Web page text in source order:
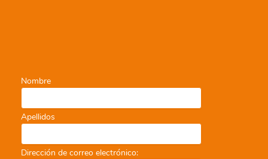
Nombre
Apellidos
Dirección de correo electrónico: